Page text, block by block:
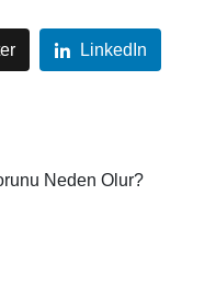
LinkedIn
Neden Olur?